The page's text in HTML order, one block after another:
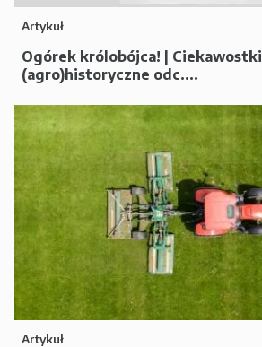
Artykuł
Ogórek królobójca! | Ciekawostki
(agro)historyczne odc....
Artykuł